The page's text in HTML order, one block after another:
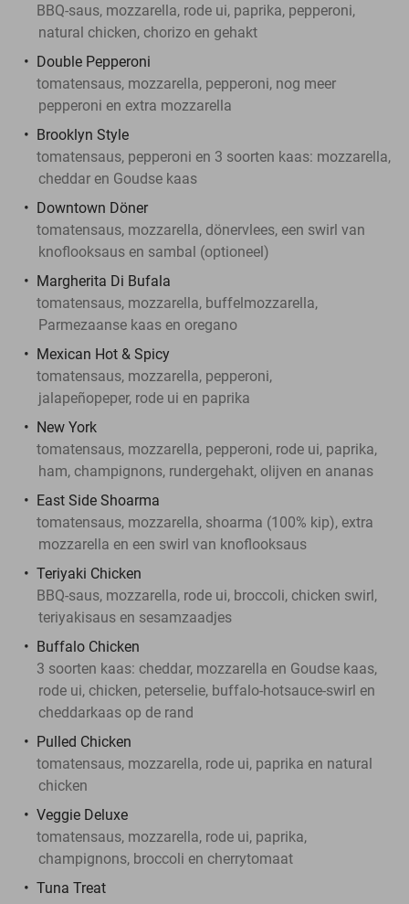
BBQ-saus, mozzarella, rode ui, paprika, pepperoni,
natural chicken, chorizo en gehakt
Double Pepperoni
tomatensaus, mozzarella, pepperoni, nog meer
pepperoni en extra mozzarella
Brooklyn Style
tomatensaus, pepperoni en 3 soorten kaas: mozzarella,
cheddar en Goudse kaas
Downtown Döner
tomatensaus, mozzarella, dönervlees, een swirl van
knoflooksaus en sambal (optioneel)
Margherita Di Bufala
tomatensaus, mozzarella, buffelmozzarella,
Parmezaanse kaas en oregano
Mexican Hot & Spicy
tomatensaus, mozzarella, pepperoni,
jalapeñopeper, rode ui en paprika
New York
tomatensaus, mozzarella, pepperoni, rode ui, paprika,
ham, champignons, rundergehakt, olijven en ananas
East Side Shoarma
tomatensaus, mozzarella, shoarma (100% kip), extra
mozzarella en een swirl van knoflooksaus
Teriyaki Chicken
BBQ-saus, mozzarella, rode ui, broccoli, chicken swirl,
teriyakisaus en sesamzaadjes
Buffalo Chicken
3 soorten kaas: cheddar, mozzarella en Goudse kaas,
rode ui, chicken, peterselie, buffalo-hotsauce-swirl en
cheddarkaas op de rand
Pulled Chicken
tomatensaus, mozzarella, rode ui, paprika en natural
chicken
Veggie Deluxe
tomatensaus, mozzarella, rode ui, paprika,
champignons, broccoli en cherrytomaat
Tuna Treat